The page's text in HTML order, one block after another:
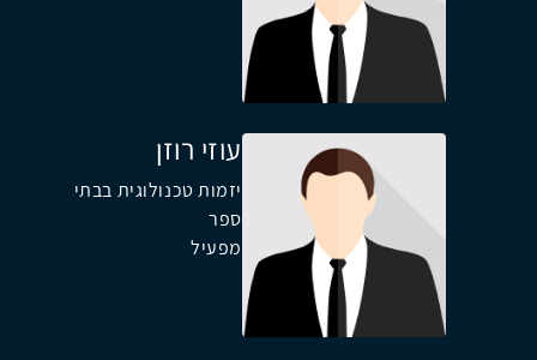
עוזי רוזן
יזמות טכנולוגית בבתי
ספר
מפעיל